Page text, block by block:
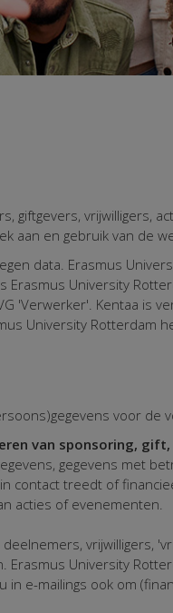
giftgevers, vrijwilligers,
aan en gebruik van de
data. Erasmus
University
'Verwerker'. Kentaa is
University Rotterdam
voor de
van sponsoring,
gegevens met
contact treedt of
acties of evenementen.
vrijwilligers,
University
e-mailings ook om